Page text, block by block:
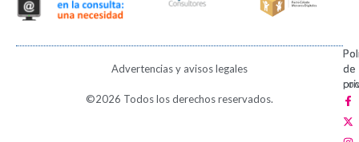
Advertencias y avisos legales
de
de
©2026 Todos los derechos reservados.
F
a
c
e
b
X
-
t
w
i
I
n
s
t
a
V
i
m
e
o
P
i
n
t
e